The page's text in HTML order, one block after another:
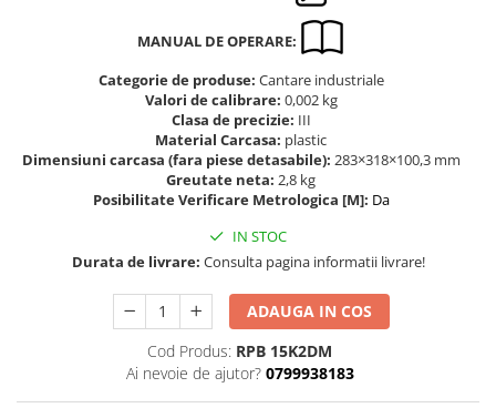
Piese pentru compresiune
Piulite zimtate si hexagonale
Placa de montaj
Set suruburi otel
Varf de impact
Instrumente optice
MANUAL DE OPERARE:
Categorie de produse: Cantare industriale
Valori de calibrare: 0,002 kg
Clasa de precizie: III
Material Carcasa: plastic
Dimensiuni carcasa (fara piese detasabile): 283×318×100,3 mm
Greutate neta: 2,8 kg
Posibilitate Verificare Metrologica [M]: Da
IN STOC
Durata de livrare: Consulta pagina informatii livrare!
ADAUGA IN COS
Cod Produs: RPB 15K2DM
Ai nevoie de ajutor? 0799938183